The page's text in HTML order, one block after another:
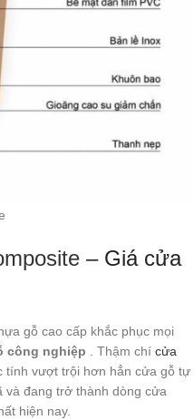
– Giá cửa
gỗ cao cấp khắc phục mọi
công nghiệp . Thậm chí cửa
tính vượt trội hơn hẳn cửa gỗ tự
và đang trở thành dòng cửa
hiện nay.